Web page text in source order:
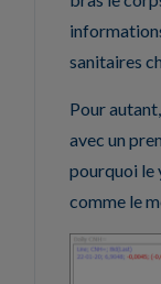
sanitaires
Pour
avec un
pourquoi le
comme le